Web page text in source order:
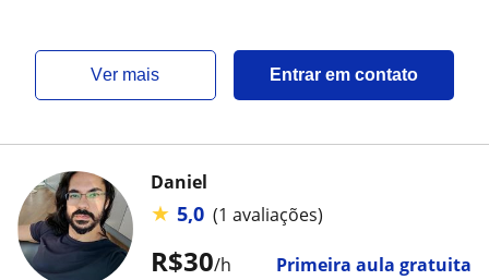
ver mais Entrar em contato
R$30/h Primeira aula gratuita
Daniel
★ 5,0 (1 avaliações)